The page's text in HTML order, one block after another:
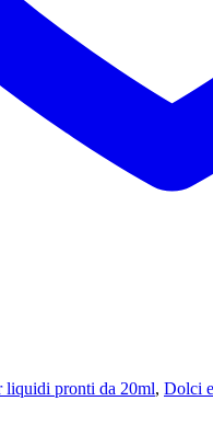
pronti da 20ml, Dolci